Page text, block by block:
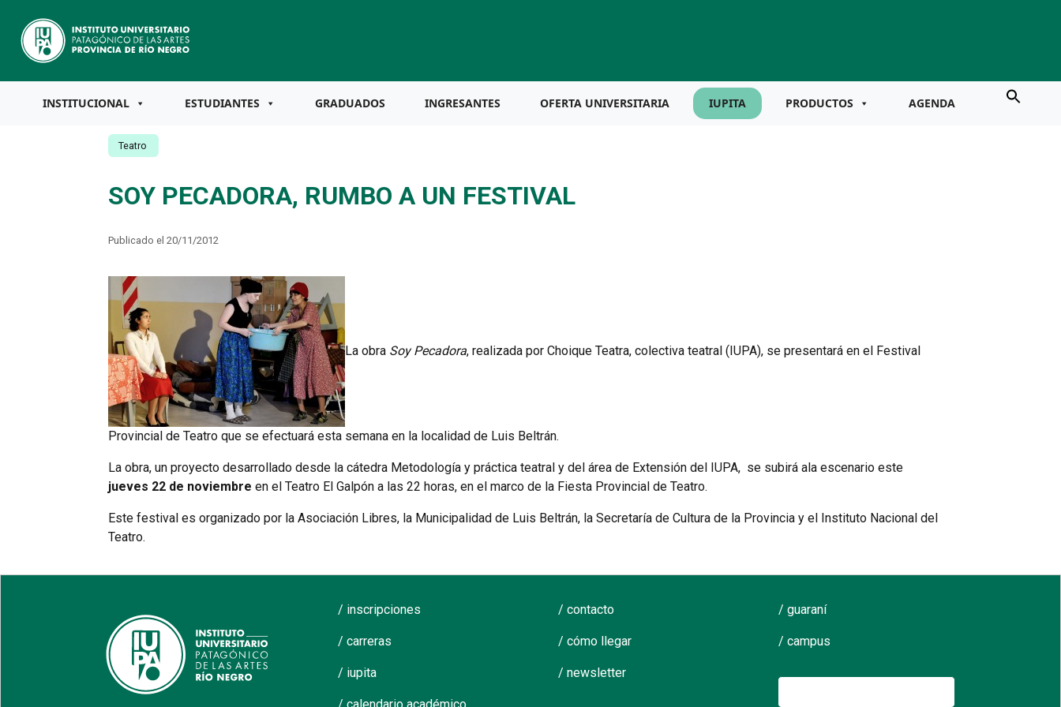
INSTITUCIONAL ESTUDIANTES GRADUADOS INGRESANTES OFERTA UNIVERSITARIA IUPITA PRODUCTOS AGENDA
Teatro
SOY PECADORA, RUMBO A UN FESTIVAL
Publicado el 20/11/2012
La obra Soy Pecadora, realizada por Choique Teatra, colectiva teatral (IUPA), se presentará en el Festival
Provincial de Teatro que se efectuará esta semana en la localidad de Luis Beltrán.
La obra, un proyecto desarrollado desde la cátedra Metodología y práctica teatral y del área de Extensión del IUPA, se subirá ala escenario este
jueves 22 de noviembre en el Teatro El Galpón a las 22 horas, en el marco de la Fiesta Provincial de Teatro.
Este festival es organizado por la Asociación Libres, la Municipalidad de Luis Beltrán, la Secretaría de Cultura de la Provincia y el Instituto Nacional del
Teatro.
/ inscripciones
/ carreras
/ iupita
/ contacto
/ cómo llegar
/ newsletter
/ guaraní
/ campus
Buscar: